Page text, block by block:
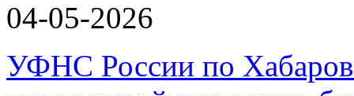
04-05-2026
УФНС России по